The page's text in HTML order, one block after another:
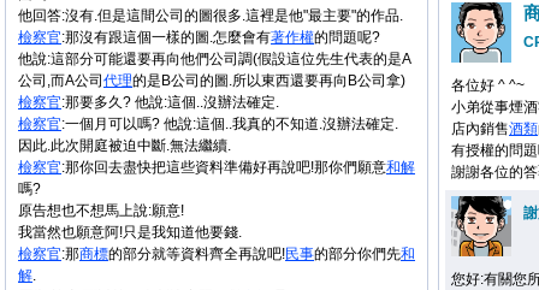
他回答:沒有.但是這間公司的圖很多.這裡是他"最主要"的作品.
檢察官:那沒有跟這個一樣的圖.怎麼會有著作權的問題呢?
他說:這部分可能還要再向他們公司調(假設這位先生代表的是A
公司,而A公司 代理的是B公司的圖.所以東西還要再向B公司拿)
檢察官:那要多久? 他說:這個..沒辦法確定.
檢察官:一個月可以嗎? 他說:這個..我真的不知道.沒辦法確定.
因此.此次開庭被迫中斷.無法繼續.
檢察官:那你回去盡快把這些資料準備好再說吧!那你們願意和解
嗎?
原告想也不想馬上說:願意!
我當然也願意阿!只是我知道他要錢.
檢察官:那商標的部分就等資料齊全再說吧!民事的部分你們先和
解.
各位好 ^ ^~
小弟從事煙
店內銷售酒類
有授權的問
謝謝各位的
您好:有關您